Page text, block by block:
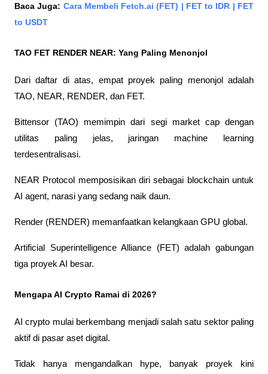
Baca Juga: Cara Membeli Fetch.ai (FET) | FET to IDR | FET
to USDT
TAO FET RENDER NEAR: Yang Paling Menonjol
Dari daftar di atas, empat proyek paling menonjol adalah
TAO, NEAR, RENDER, dan FET.
Bittensor (TAO) memimpin dari segi market cap dengan
utilitas paling jelas, jaringan machine learning
terdesentralisasi.
NEAR Protocol memposisikan diri sebagai blockchain untuk
AI agent, narasi yang sedang naik daun.
Render (RENDER) memanfaatkan kelangkaan GPU global.
Artificial Superintelligence Alliance (FET) adalah gabungan
tiga proyek AI besar.
Mengapa AI Crypto Ramai di 2026?
AI crypto mulai berkembang menjadi salah satu sektor paling
aktif di pasar aset digital.
Tidak hanya mengandalkan hype, banyak proyek kini